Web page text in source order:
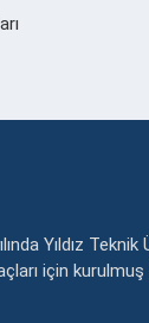
Yıldız
için